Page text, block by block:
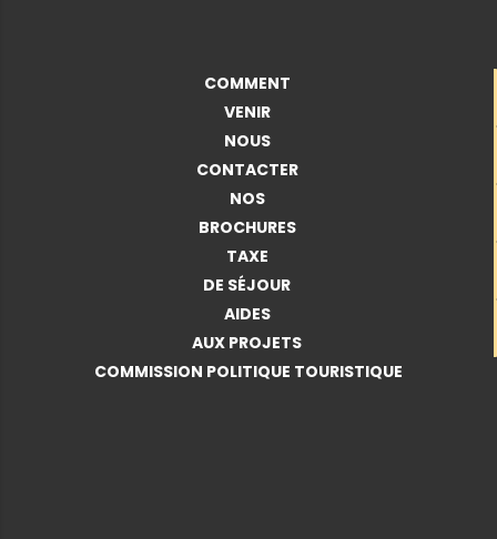
COMMENT
VENIR
NOUS
CONTACTER
NOS
BROCHURES
TAXE
DE SÉJOUR
AIDES
AUX PROJETS
COMMISSION POLITIQUE TOURISTIQUE